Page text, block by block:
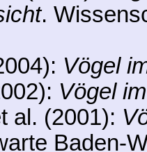
.
Vögel
Vögel
al. (2001):
Baden-